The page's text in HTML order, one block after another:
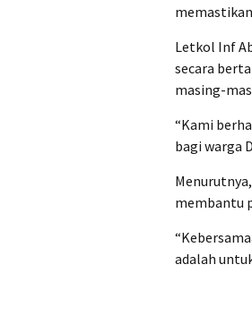
Letkol Inf
secara
masing-
“Kami
bagi warga
membantu
adalah